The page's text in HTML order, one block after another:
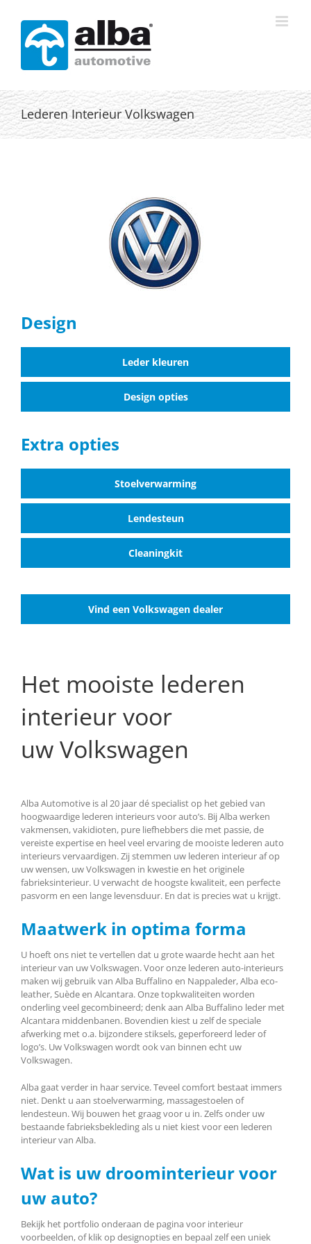
content
Lederen Interieur Volkswagen
Design
Leder kleuren
Design opties
Extra opties
Stoelverwarming
Lendesteun
Cleaningkit
Vind een Volkswagen dealer
Het mooiste lederen
interieur voor
uw Volkswagen
Alba Automotive is al 20 jaar dé specialist op het gebied van
hoogwaardige lederen interieurs voor auto’s. Bij Alba werken
vakmensen, vakidioten, pure liefhebbers die met passie, de
vereiste expertise en heel veel ervaring de mooiste lederen auto
interieurs vervaardigen. Zij stemmen uw lederen interieur af op
uw wensen, uw Volkswagen in kwestie en het originele
fabrieksinterieur. U verwacht de hoogste kwaliteit, een perfecte
pasvorm en een lange levensduur. En dat is precies wat u krijgt.
Maatwerk in optima forma
U hoeft ons niet te vertellen dat u grote waarde hecht aan het
interieur van uw Volkswagen. Voor onze lederen auto-interieurs
maken wij gebruik van Alba Buffalino en Nappaleder, Alba eco-
leather, Suède en Alcantara. Onze topkwaliteiten worden
onderling veel gecombineerd; denk aan Alba Buffalino leder met
Alcantara middenbanen. Bovendien kiest u zelf de speciale
afwerking met o.a. bijzondere stiksels, geperforeerd leder of
logo’s. Uw Volkswagen wordt ook van binnen echt uw
Volkswagen.
Alba gaat verder in haar service. Teveel comfort bestaat immers
niet. Denkt u aan stoelverwarming, massagestoelen of
lendesteun. Wij bouwen het graag voor u in. Zelfs onder uw
bestaande fabrieksbekleding als u niet kiest voor een lederen
interieur van Alba.
Wat is uw droominterieur voor
uw auto?
Bekijk het portfolio onderaan de pagina voor interieur
voorbeelden, of klik op designopties en bepaal zelf een uniek